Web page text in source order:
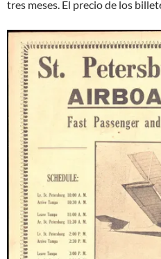
tres meses. El precio de los